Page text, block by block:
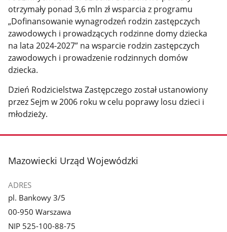
otrzymały ponad 3,6 mln zł wsparcia z programu
„Dofinansowanie wynagrodzeń rodzin zastępczych
zawodowych i prowadzących rodzinne domy dziecka
na lata 2024-2027” na wsparcie rodzin zastępczych
zawodowych i prowadzenie rodzinnych domów
dziecka.
Dzień Rodzicielstwa Zastępczego został ustanowiony
przez Sejm w 2006 roku w celu poprawy losu dzieci i
młodzieży.
stopka
Mazowiecki Urząd Wojewódzki
ADRES
pl. Bankowy 3/5
00-950 Warszawa
NIP 525-100-88-75